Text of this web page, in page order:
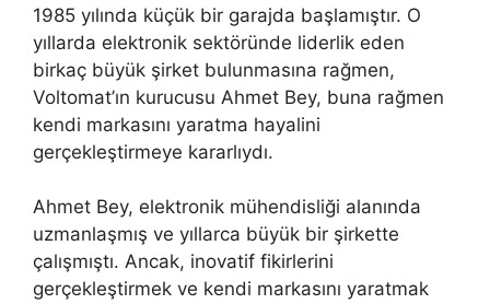
1985 yılında küçük bir garajda başlamıştır. O
yıllarda elektronik sektöründe liderlik eden
birkaç büyük şirket bulunmasına rağmen,
Voltomat’ın kurucusu Ahmet Bey, buna rağmen
kendi markasını yaratma hayalini
gerçekleştirmeye kararlıydı.
Ahmet Bey, elektronik mühendisliği alanında
uzmanlaşmış ve yıllarca büyük bir şirkette
çalışmıştı. Ancak, inovatif fikirlerini
gerçekleştirmek ve kendi markasını yaratmak